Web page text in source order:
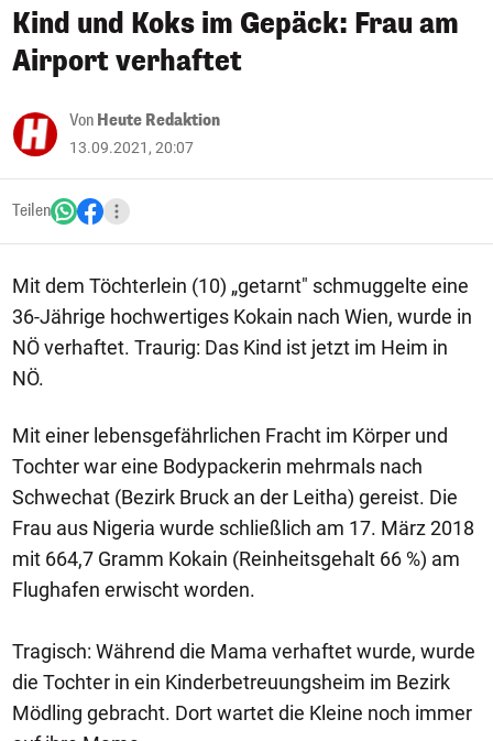
Kind und Koks im Gepäck: Frau am
Airport verhaftet
Von Heute Redaktion
13.09.2021, 20:07
Teilen
Mit dem Töchterlein (10) „getarnt" schmuggelte eine
36-Jährige hochwertiges Kokain nach Wien, wurde in
NÖ verhaftet. Traurig: Das Kind ist jetzt im Heim in
NÖ.
Mit einer lebensgefährlichen Fracht im Körper und
Tochter war eine Bodypackerin mehrmals nach
Schwechat (Bezirk Bruck an der Leitha) gereist. Die
Frau aus Nigeria wurde schließlich am 17. März 2018
mit 664,7 Gramm Kokain (Reinheitsgehalt 66 %) am
Flughafen erwischt worden.
Tragisch: Während die Mama verhaftet wurde, wurde
die Tochter in ein Kinderbetreuungsheim im Bezirk
Mödling gebracht. Dort wartet die Kleine noch immer